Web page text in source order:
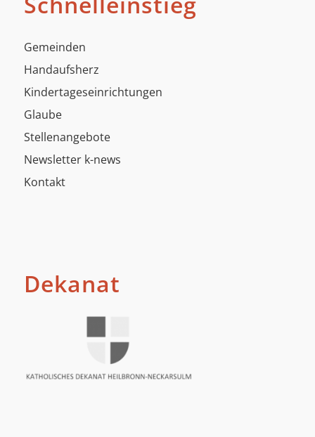
Gemeinden
Handaufsherz
Kindertageseinrichtungen
Glaube
Stellenangebote
Newsletter k-news
Kontakt
Dekanat